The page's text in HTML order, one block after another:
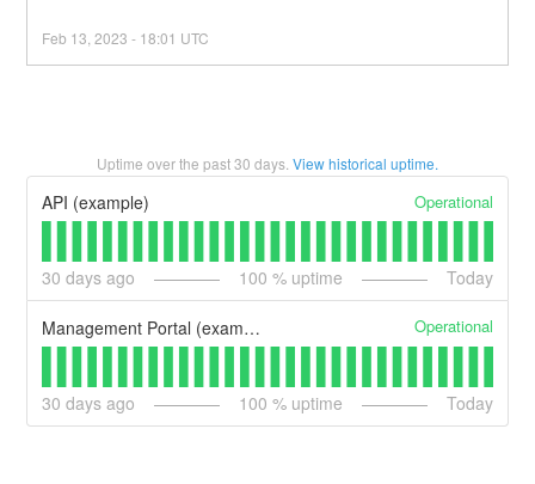
Feb 13 ,2023 - 18:01 UTC
Uptime over the past30 days. View historical uptime.
API (example) Operational
30 days ago 100 % uptime Today
Management Portal (example) Operational
30 days ago 100 % uptime Today